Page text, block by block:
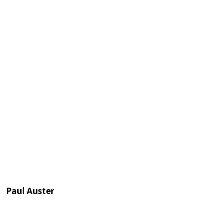
Paul Auster